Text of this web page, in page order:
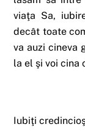
viaţa Sa,
decât toate
va auzi cineva
la el şi voi cina
Iubiţi